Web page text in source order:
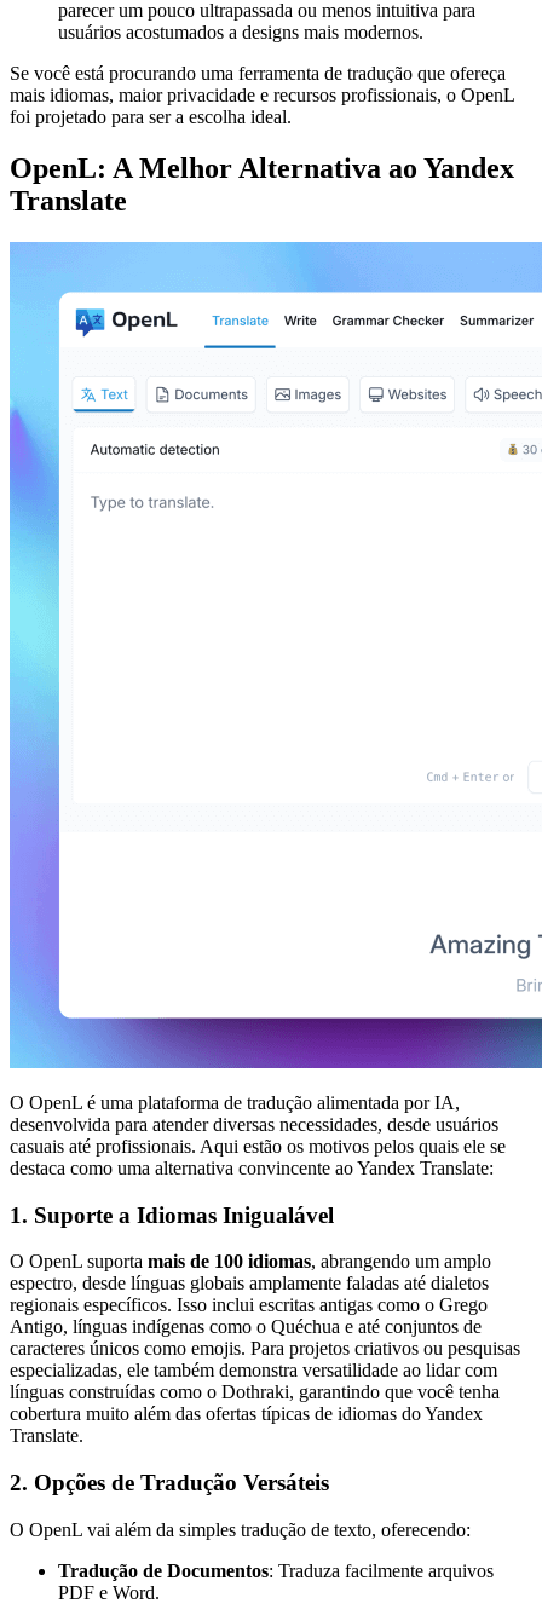
parecer um pouco ultrapassada ou menos intuitiva para
usuários acostumados a designs mais modernos.
Se você está procurando uma ferramenta de tradução que ofereça
mais idiomas, maior privacidade e recursos profissionais, o OpenL
foi projetado para ser a escolha ideal.
OpenL: A Melhor Alternativa ao Yandex
Translate
O OpenL é uma plataforma de tradução alimentada por IA,
desenvolvida para atender diversas necessidades, desde usuários
casuais até profissionais. Aqui estão os motivos pelos quais ele se
destaca como uma alternativa convincente ao Yandex Translate:
1. Suporte a Idiomas Inigualável
O OpenL suporta mais de 100 idiomas, abrangendo um amplo
espectro, desde línguas globais amplamente faladas até dialetos
regionais específicos. Isso inclui escritas antigas como o Grego
Antigo, línguas indígenas como o Quéchua e até conjuntos de
caracteres únicos como emojis. Para projetos criativos ou pesquisas
especializadas, ele também demonstra versatilidade ao lidar com
línguas construídas como o Dothraki, garantindo que você tenha
cobertura muito além das ofertas típicas de idiomas do Yandex
Translate.
2. Opções de Tradução Versáteis
O OpenL vai além da simples tradução de texto, oferecendo:
Tradução de Documentos: Traduza facilmente arquivos
PDF e Word.